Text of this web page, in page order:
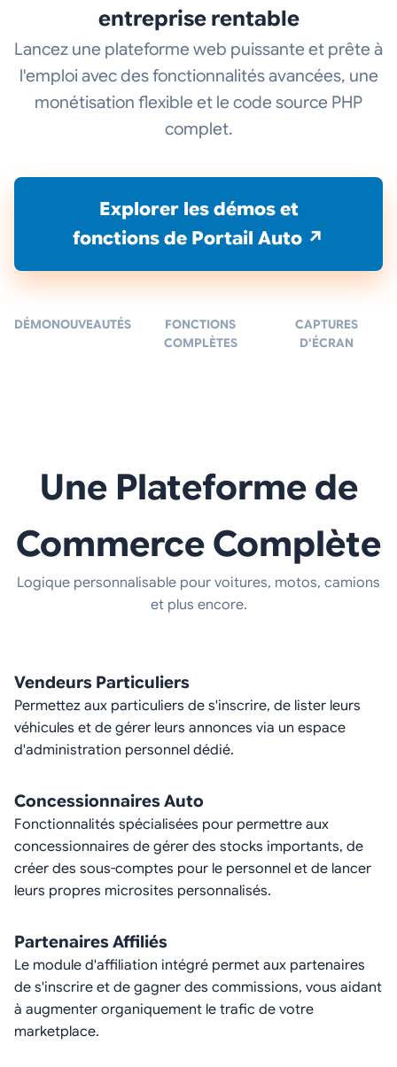
entreprise rentable
Lancez une plateforme web puissante et prête à
l'emploi avec des fonctionnalités avancées, une
monétisation flexible et le code source PHP
complet.
Explorer les démos et
fonctions de Portail Auto ↗
DÉMONOUVEAUTÉS
FONCTIONS
COMPLÈTES
CAPTURES
D'ÉCRAN
Une Plateforme de
Commerce Complète
Logique personnalisable pour voitures, motos, camions
et plus encore.
Vendeurs Particuliers
Permettez aux particuliers de s'inscrire, de lister leurs
véhicules et de gérer leurs annonces via un espace
d'administration personnel dédié.
Concessionnaires Auto
Fonctionnalités spécialisées pour permettre aux
concessionnaires de gérer des stocks importants, de
créer des sous-comptes pour le personnel et de lancer
leurs propres microsites personnalisés.
Partenaires Affiliés
Le module d'affiliation intégré permet aux partenaires
de s'inscrire et de gagner des commissions, vous aidant
à augmenter organiquement le trafic de votre
marketplace.